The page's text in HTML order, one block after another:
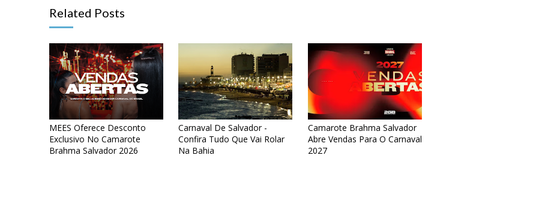
Related Posts
MEES Oferece Desconto
Exclusivo No Camarote
Brahma Salvador 2026
Carnaval De Salvador -
Confira Tudo Que Vai Rolar
Na Bahia
Camarote Brahma Salvador
Abre Vendas Para O Carnaval
2027